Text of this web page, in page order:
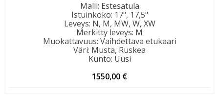
Malli: Estesatula
Istuinkoko: 17", 17,5"
Leveys: N, M, MW, W, XW
Merkitty leveys: M
Muokattavuus: Vaihdettava etukaari
Väri: Musta, Ruskea
Kunto: Uusi
1550,00 €